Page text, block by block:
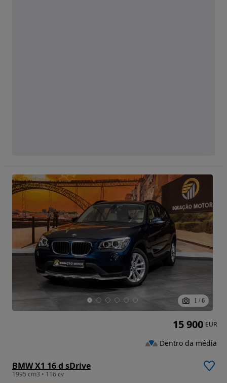
1 / 6
BMW X1 16 d sDrive
1995 cm3 • 116 cv
15 900 EUR
Dentro da média